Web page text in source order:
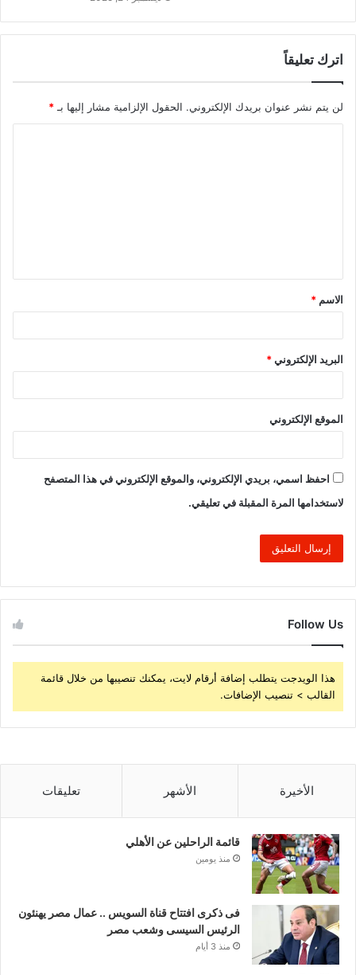
اترك تعليقاً
لن يتم نشر عنوان بريدك الإلكتروني. الحقول الإلزامية مشار إليها بـ *
ق
*
الاسم *
البريد الإلكتروني*
الموقع الإلكتروني
احفظ اسمي، بريدي الإلكتروني، والموقع الإلكتروني في هذا المتصفح
لاستخدامها المرة المقبلة في تعليقي.
Follow Us
هذا الويدجت يتطلب إضافة أرقام لايت، يمكنك تنصيبها من خلال قائمة
القالب > تنصيب الإضافات.
الأخيرة الأشهر تعليقات
قائمة الراحلين عن الأهلي
منذ يومين
فى ذكرى افتتاح قناة السويس .. عمال مصر يهنئون
الرئيس السيسى وشعب مصر
منذ 3 أيام